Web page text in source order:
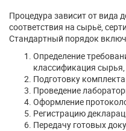
Процедура зависит от вида
соответствия на сырьё,
Стандартный порядок
Определение
классификация
Подготовку
Проведение
Оформление
Регистрацию
Передачу готовых